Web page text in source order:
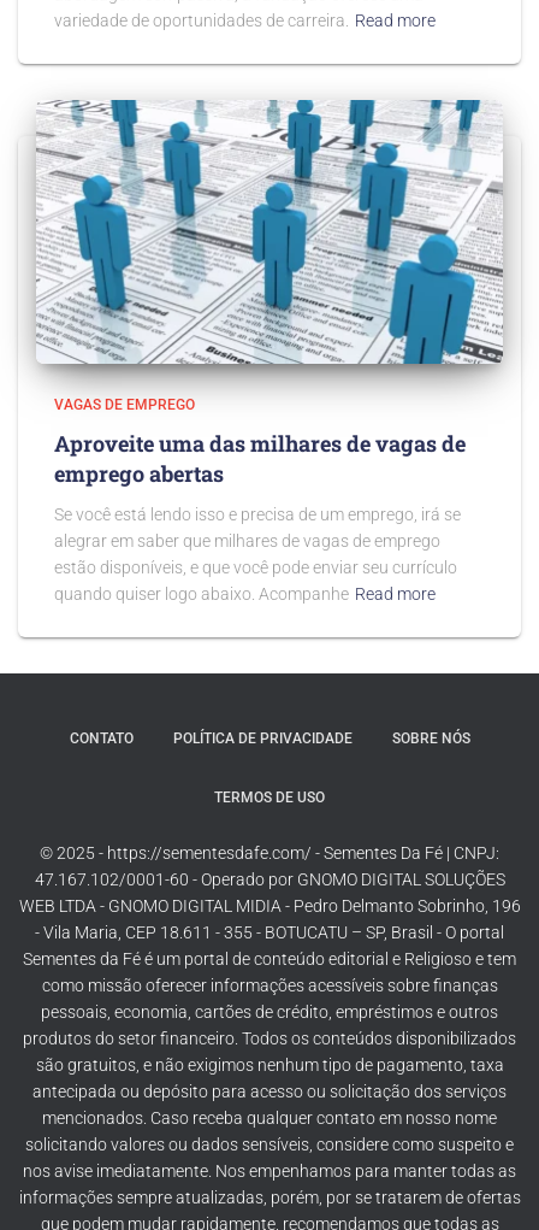
variedade de oportunidades de carreira.
Read more
VAGAS DE EMPREGO
Aproveite uma das milhares de vagas de
emprego abertas
Se você está lendo isso e precisa de um emprego, irá se
alegrar em saber que milhares de vagas de emprego
estão disponíveis, e que você pode enviar seu currículo
quando quiser logo abaixo. Acompanhe Read more
CONTATO POLÍTICA DE PRIVACIDADE SOBRE NÓS
TERMOS DE USO
© 2025 - https://sementesdafe.com/ - Sementes Da Fé | CNPJ:
47.167.102/0001-60 - Operado por GNOMO DIGITAL SOLUÇÕES
WEB LTDA - GNOMO DIGITAL MIDIA - Pedro Delmanto Sobrinho, 196
- Vila Maria, CEP 18.611 - 355 - BOTUCATU – SP, Brasil - O portal
Sementes da Fé é um portal de conteúdo editorial e Religioso e tem
como missão oferecer informações acessíveis sobre finanças
pessoais, economia, cartões de crédito, empréstimos e outros
produtos do setor financeiro. Todos os conteúdos disponibilizados
são gratuitos, e não exigimos nenhum tipo de pagamento, taxa
antecipada ou depósito para acesso ou solicitação dos serviços
mencionados. Caso receba qualquer contato em nosso nome
solicitando valores ou dados sensíveis, considere como suspeito e
nos avise imediatamente. Nos empenhamos para manter todas as
informações sempre atualizadas, porém, por se tratarem de ofertas
que podem mudar rapidamente, recomendamos que todas as